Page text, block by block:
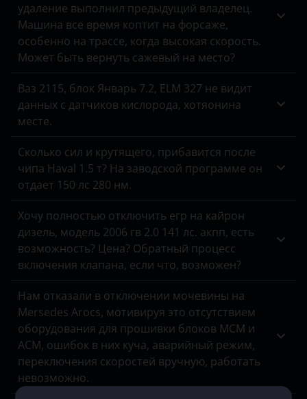
ГАЗ
ЗАЗ
Honda
Hummer
Hyundai
Infiniti
Isuzu
Iveco
JAC
Jeep
Kaiyi
Land Rover
Lexus
Lifan
удаление выполнил предыдущий владелец.
Машина все время коптит на форсаже,
особенно на трассе, когда высокая скорость.
Может быть вернуть сажевый на место?
Ваз 2115, блок Январь 7.2, ELM 327 не видит
данных с датчиков кислорода, хотяонина
месте.
Сколько сил и крутящего, прибавится после
чипа Haval 1.5 т? На заводской программе он
отдает 150 лс 280 нм.
Хочу полностью отключить егр на кайрон
дизель, модель 2006 гв 2.0 141 лс. акпп, есть
возможность? Цена? Обратный процесс
включения клапана, если что, возможен?
Нам отказали в отключении мочевины на
Mersedes Arocs, мотивируя это отсутствием
оборудования для прошивки блоков MCM и
ACM, ошибок в них куча, аварийный режим,
переключения скоростей вручную, работать
невозможно.